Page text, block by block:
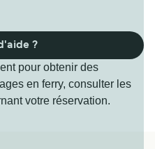
pour obtenir des
en ferry, consulter les
votre réservation.
?